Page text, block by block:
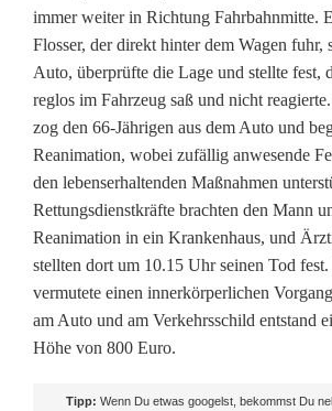
n
E
t
z
e
n
r
i
c
immer weiter in Richtung Fahrbahnmitte.
Flosser, der direkt hinter dem Wagen fuhr,
Auto, überprüfte die Lage und stellte fest,
reglos im Fahrzeug saß und nicht
zog den 66-Jährigen aus dem Auto und
Reanimation, wobei zufällig anwesende
den lebenserhaltenden Maßnahmen
Rettungsdienstkräfte brachten den Mann
Reanimation in ein Krankenhaus, und
stellten dort um 10.15 Uhr seinen Tod
vermutete einen innerkörperlichen
am Auto und am Verkehrsschild entstand
Höhe von 800 Euro.
Tipp: Wenn Du etwas googelst, bekommst Du